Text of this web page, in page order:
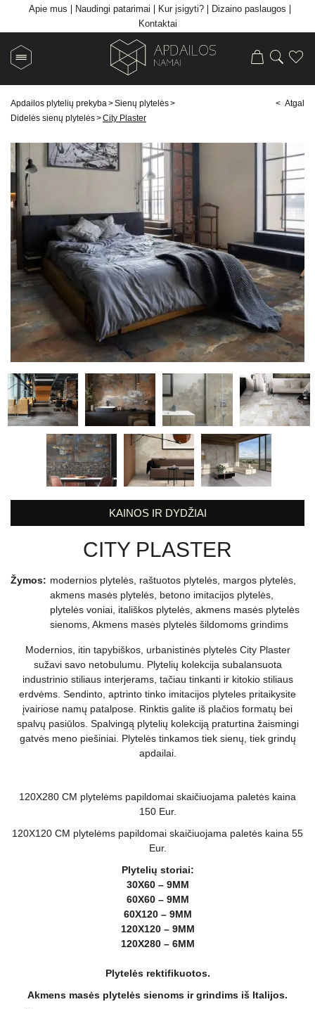
Apie mus Naudingi patarimai Kur įsigyti?
Dizaino paslaugos
Kontaktai
Apdailos plytelių prekyba >Sienų plytelės>
Didelės sienų plytelės>City Plaster
< Atgal
KAINOS IR DYDŽIAI
CITY PLASTER
Žymos: modernios plytelės, raštuotos plytelės, margos plytelės,
akmens masės plytelės, betono imitacijos plytelės,
plytelės voniai, itališkos plytelės, akmens masės plytelės
sienoms, Akmens masės plytelės šildomoms grindims
Modernios, itin tapybiškos, urbanistinės plytelės City Plaster
sužavi savo netobulumu. Plytelių kolekcija subalansuota
industrinio stiliaus interjerams, tačiau tinkanti ir kitokio stiliaus
erdvėms. Sendinto, aptrinto tinko imitacijos plyteles pritaikysite
įvairiose namų patalpose. Rinktis galite iš plačios formatų bei
spalvų pasiūlos. Spalvingą plytelių kolekciją praturtina žaismingi
gatvės meno piešiniai. Plytelės tinkamos tiek sienų, tiek grindų
apdailai.
120X280 CM plytelėms papildomai skaičiuojama paletės kaina
150 Eur.
120X120 CM plytelėms papildomai skaičiuojama paletės kaina 55
Eur.
Plytelių storiai:
30X60 – 9MM
60X60 – 9MM
60X120 – 9MM
120X120 – 9MM
120X280 – 6MM
Plytelės rektifikuotos.
Akmens masės plytelės sienoms ir grindims iš Italijos.